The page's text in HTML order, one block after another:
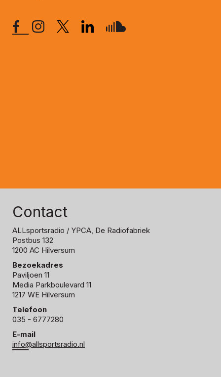
Contact
ALLsportsradio / YPCA, De Radiofabriek
Postbus 132
1200 AC Hilversum
Bezoekadres
Paviljoen 11
Media Parkboulevard 11
1217 WE Hilversum
Telefoon
035 - 6777280
E-mail
info@allsportsradio.nl